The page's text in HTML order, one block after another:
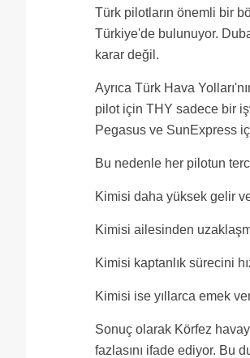
Türk pilotların önemli bir
Türkiye'de bulunuyor.
karar değil.
Ayrıca Türk Hava
pilot için THY sadece bir
Pegasus ve SunExpress
Bu nedenle her pilotun
Kimisi daha yüksek gelir
Kimisi ailesinden
Kimisi kaptanlık sürecini
Kimisi ise yıllarca emek
Sonuç olarak Körfez
fazlasını ifade ediyor. Bu